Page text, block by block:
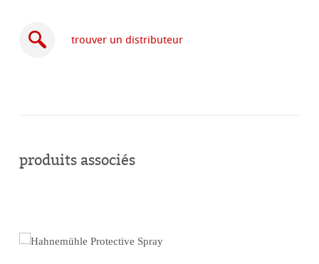
trouver un distributeur
ligne
produits associés